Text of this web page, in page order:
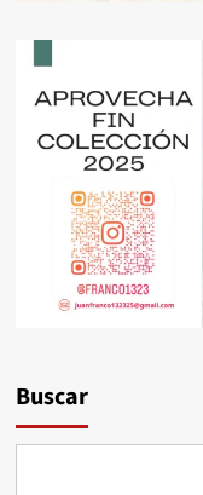
Buscar